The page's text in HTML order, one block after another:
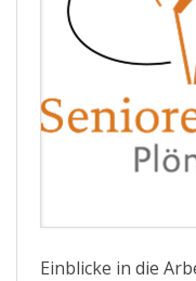
Einblicke in die